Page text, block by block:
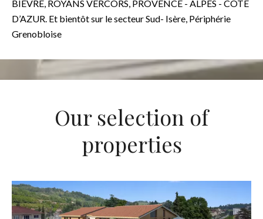
BIEVRE, ROYANS VERCORS, PROVENCE - ALPES - COTE
D’AZUR. Et bientôt sur le secteur Sud- Isère, Périphérie
Grenobloise
Our selection of
properties